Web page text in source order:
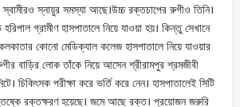
স্বামীরও স্নায়ুর সমস্যা আছে।উচ্চ রক্তচাপের রুগীও তিনি।
গ্রামীণ হাসপাতালে নিয়ে যাওয়া হয়। কিন্তু সেখানে
কোনো মেডিক্যাল কলেজ হাসপাতালে নিয়ে যাওয়ার
বাড়ির লোক তাঁকে নিয়ে আসেন শ্রীরামপুর শ্রমজীবী
চিকিৎসক পরীক্ষা করে ভর্তি করে নেন। হাসপাতালেই সিটি
রক্তক্ষরণ হয়েছে। জমে আছে রক্ত। প্রয়োজন জরুরি